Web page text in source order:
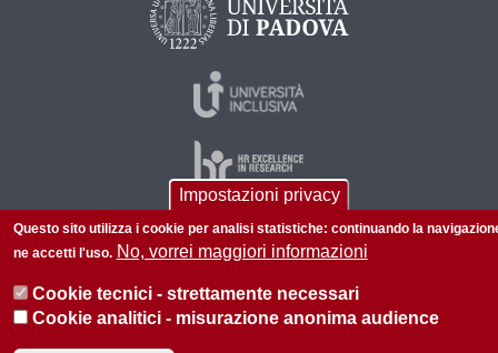
© 2026 Università di Padova - Tutti i diritti riservati
P.I. 00742430283 C.F. 80006480281
Informazioni su questo sito Privacy policy
Impostazioni privacy
Questo sito utilizza i cookie per analisi statistiche: continuando la
ne accetti l'uso. No, vorrei maggiori informazioni
Cookie tecnici - strettamente necessari
Cookie analitici - misurazione anonima audience